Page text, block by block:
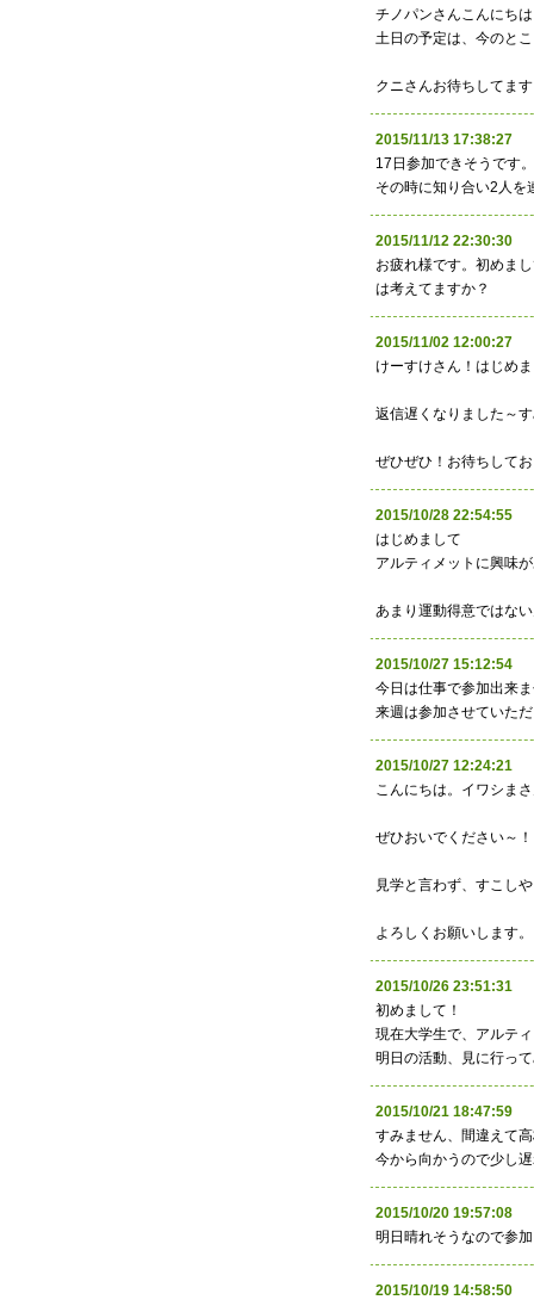
チノパンさんこんにち
土日の予定は、今のと
クニさんお待ちしてま
2015/11/13
17日参加できそうです。
その時に知り合い2人を
2015/11/12 22:30:30
お疲れ様です。初めま
は考えてますか？
2015/11/02 12:00:27
けーすけさん！はじめ
返信遅くなりました～
ぜひぜひ！お待ちして
2015/10/28 22:54:55
はじめまして
アルティメットに興味
あまり運動得意ではな
2015/10/27
今日は仕事で参加出来
来週は参加させていた
2015/10/27 12:24:21
こんにちは。イワシま
ぜひおいでください～！
見学と言わず、すこし
よろしくお願いします。
2015/10/26 23:51:31
初めまして！
現在大学生で、アルテ
明日の活動、見に行っ
2015/10/21
すみません、間違えて
今から向かうので少し
2015/10/20
明日晴れそうなので参
2015/10/19 14:58:50